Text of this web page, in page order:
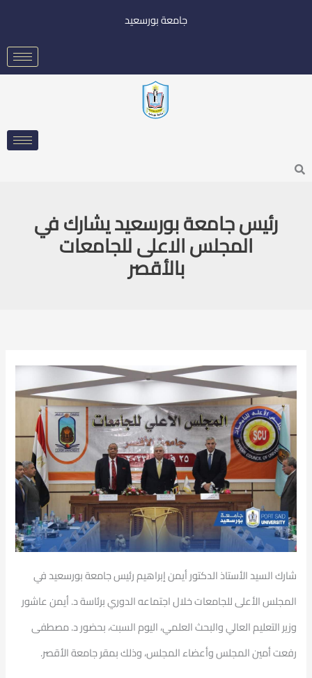
جامعة بورسعيد
Search
رئيس جامعة بورسعيد يشارك في
المجلس الاعلى للجامعات
بالأقصر
شارك السيد الأستاذ الدكتور أيمن إبراهيم رئيس جامعة بورسعيد في
المجلس الأعلى للجامعات خلال اجتماعه الدوري برئاسة د. أيمن عاشور
وزير التعليم العالي والبحث العلمي، اليوم السبت، بحضور د. مصطفى
رفعت أمين المجلس وأعضاء المجلس، وذلك بمقر جامعة الأقصر.